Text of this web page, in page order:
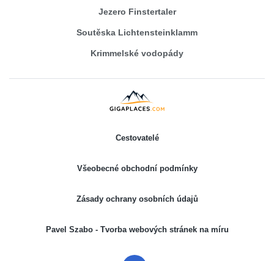
Jezero Finstertaler
Soutěska Lichtensteinklamm
Krimmelské vodopády
Cestovatelé
Všeobecné obchodní podmínky
Zásady ochrany osobních údajů
Pavel Szabo - Tvorba webových stránek na míru